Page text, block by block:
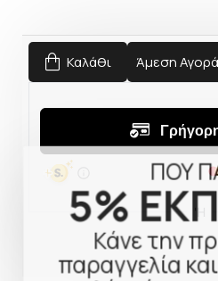
ΠΟΥ
5%
Κάνε την
παραγγελία
Καλάθι Άμεση Αγορά